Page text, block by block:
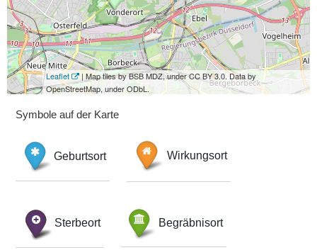
Leaflet
| Map tiles by BSB MDZ, under CC BY 3.0. Data by
OpenStreetMap, under ODbL.
Symbole auf der Karte
Geburtsort Wirkungsort
Sterbeort Begräbnisort